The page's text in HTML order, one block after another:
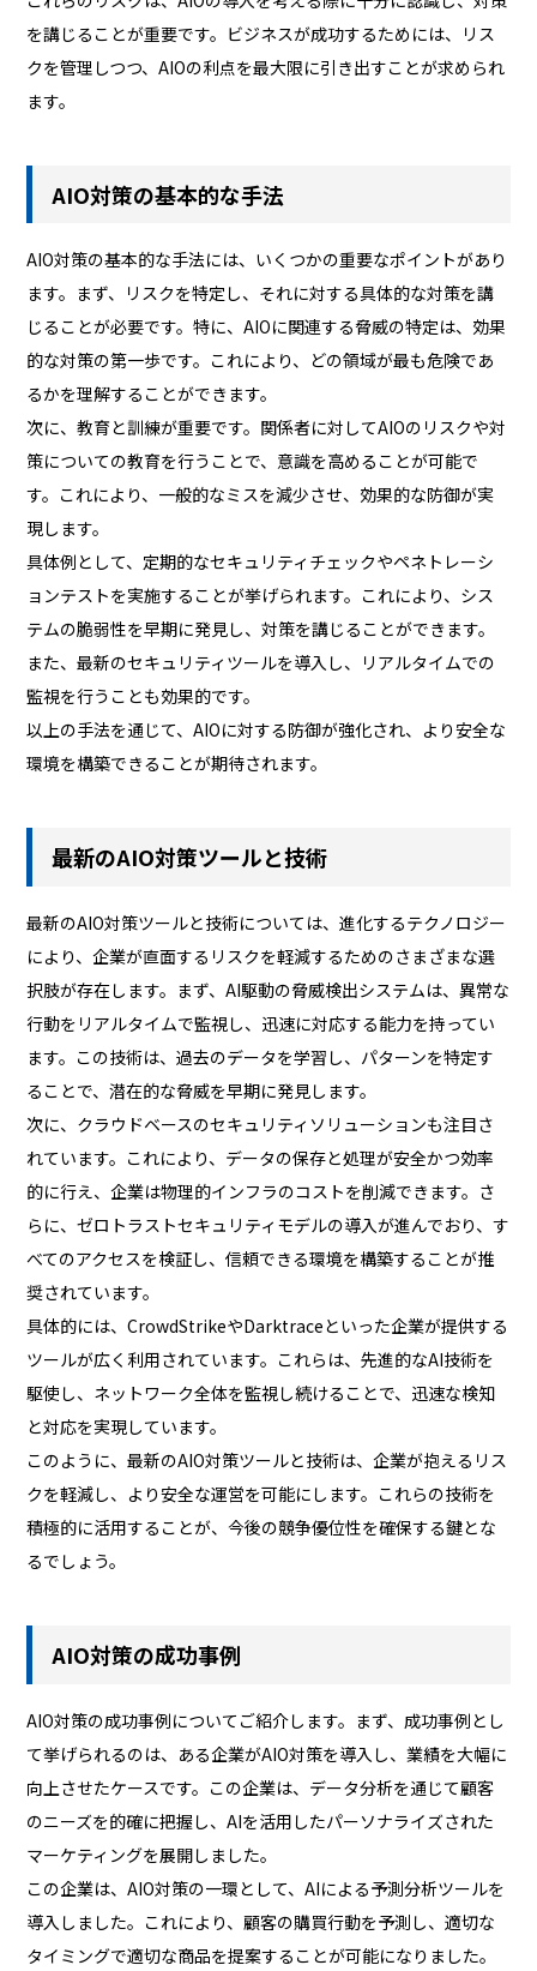
を講じることが重要です。ビジネスが成功するためには、リス
クを管理しつつ、AIOの利点を最大限に引き出すことが求められ
ます。
AIO対策の基本的な手法
AIO対策の基本的な手法には、いくつかの重要なポイントがあり
ます。まず、リスクを特定し、それに対する具体的な対策を講
じることが必要です。特に、AIOに関連する脅威の特定は、効果
的な対策の第一歩です。これにより、どの領域が最も危険であ
るかを理解することができます。
次に、教育と訓練が重要です。関係者に対してAIOのリスクや対
策についての教育を行うことで、意識を高めることが可能で
す。これにより、一般的なミスを減少させ、効果的な防御が実
現します。
具体例として、定期的なセキュリティチェックやペネトレーシ
ョンテストを実施することが挙げられます。これにより、シス
テムの脆弱性を早期に発見し、対策を講じることができます。
また、最新のセキュリティツールを導入し、リアルタイムでの
監視を行うことも効果的です。
以上の手法を通じて、AIOに対する防御が強化され、より安全な
環境を構築できることが期待されます。
最新のAIO対策ツールと技術
最新のAIO対策ツールと技術については、進化するテクノロジー
により、企業が直面するリスクを軽減するためのさまざまな選
択肢が存在します。まず、AI駆動の脅威検出システムは、異常な
行動をリアルタイムで監視し、迅速に対応する能力を持ってい
ます。この技術は、過去のデータを学習し、パターンを特定す
ることで、潜在的な脅威を早期に発見します。
次に、クラウドベースのセキュリティソリューションも注目さ
れています。これにより、データの保存と処理が安全かつ効率
的に行え、企業は物理的インフラのコストを削減できます。さ
らに、ゼロトラストセキュリティモデルの導入が進んでおり、す
べてのアクセスを検証し、信頼できる環境を構築することが推
奨されています。
具体的には、CrowdStrikeやDarktraceといった企業が提供する
ツールが広く利用されています。これらは、先進的なAI技術を
駆使し、ネットワーク全体を監視し続けることで、迅速な検知
と対応を実現しています。
このように、最新のAIO対策ツールと技術は、企業が抱えるリス
クを軽減し、より安全な運営を可能にします。これらの技術を
積極的に活用することが、今後の競争優位性を確保する鍵とな
るでしょう。
AIO対策の成功事例
AIO対策の成功事例についてご紹介します。まず、成功事例とし
て挙げられるのは、ある企業がAIO対策を導入し、業績を大幅に
向上させたケースです。この企業は、データ分析を通じて顧客
のニーズを的確に把握し、AIを活用したパーソナライズされた
マーケティングを展開しました。
この企業は、AIO対策の一環として、AIによる予測分析ツールを
導入しました。これにより、顧客の購買行動を予測し、適切な
タイミングで適切な商品を提案することが可能になりました。